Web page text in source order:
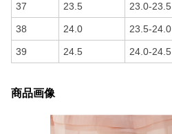
37 23.5 23.0-23.5
38 24.0 23.5-24.0
39 24.5 24.0-24.5
商品画像